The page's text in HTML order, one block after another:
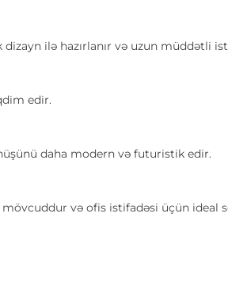
ilə hazırlanır və uzun müddətli
edir.
daha modern və futuristik edir.
və ofis istifadəsi üçün ideal